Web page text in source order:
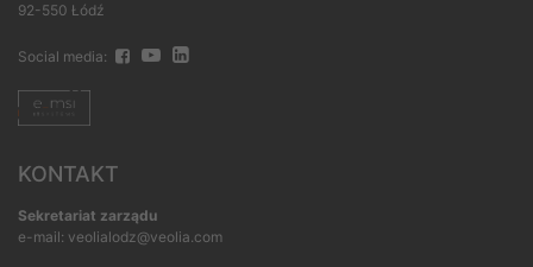
92-550 Łódź
Social media:
KONTAKT
Sekretariat zarządu
e-mail: veolialodz@veolia.com